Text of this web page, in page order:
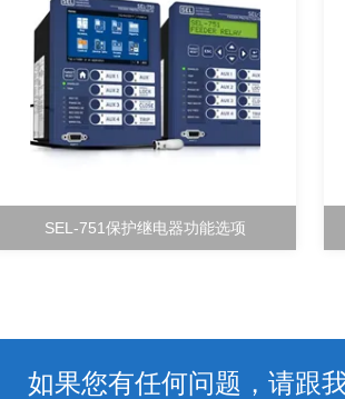
SEL-751保护继电器功能选项
如果您有任何问题，请跟